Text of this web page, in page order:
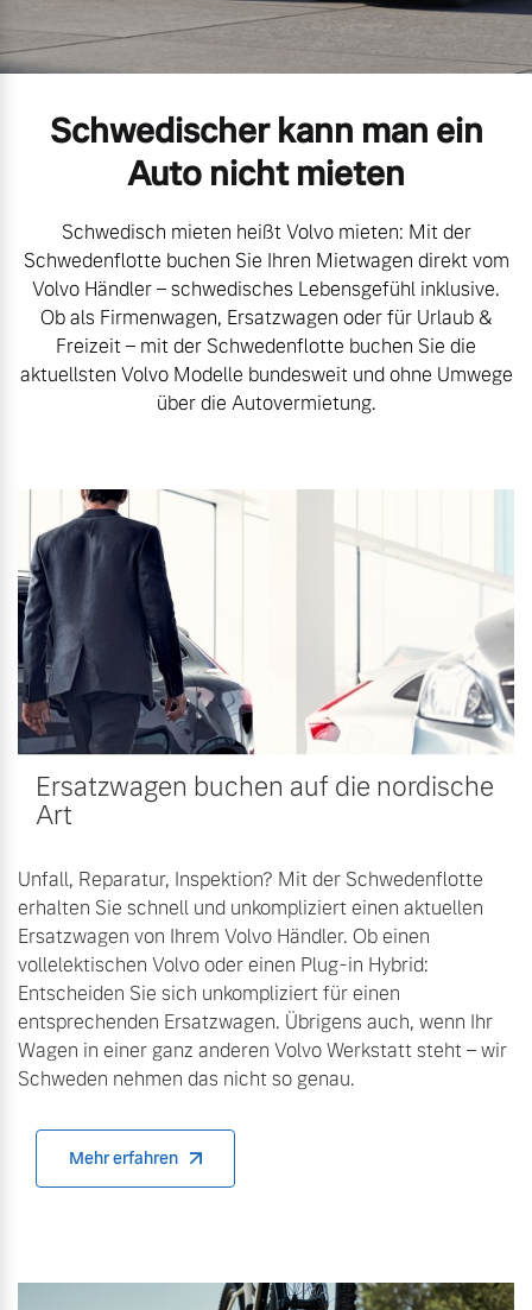
Mild-Hybrid
Geschäftskunden
Editionsmodelle
Konnektivität
Angebot anfragen
Fahrzeug konfigurieren
Sofort verfügbare Fahrzeuge
Volvo Selekt
Mehr erfahren
Editionsmodelle
Jetzt kennenlernen
Volvo Gebrauchtwagenbörse
Volvo kauft Ihr Auto
Aktuelle Zubehörangebote
Zubehörkatalog
Aktuelle Serviceangebote
Sie erhalten bei uns eine
Bitte sprechen Sie uns
direkt an.
Mehr erfahren
Entdecken Sie unsere
saisonalen Angebote.
Mehr erfahren
Finanzierung & Leasing
Versicherung
Kontakt und Anfahrt
Schwedischer kann man ein
Auto nicht mieten
Schwedisch mieten heißt Volvo mieten: Mit der
Schwedenflotte buchen Sie Ihren Mietwagen direkt vom
Volvo Händler – schwedisches Lebensgefühl inklusive.
Ob als Firmenwagen, Ersatzwagen oder für Urlaub &
Freizeit – mit der Schwedenflotte buchen Sie die
aktuellsten Volvo Modelle bundesweit und ohne Umwege
über die Autovermietung.
Ersatzwagen buchen auf die nordische
Art
Unfall, Reparatur, Inspektion? Mit der Schwedenflotte
erhalten Sie schnell und unkompliziert einen aktuellen
Ersatzwagen von Ihrem Volvo Händler. Ob einen
vollelektischen Volvo oder einen Plug-in Hybrid:
Entscheiden Sie sich unkompliziert für einen
entsprechenden Ersatzwagen. Übrigens auch, wenn Ihr
Wagen in einer ganz anderen Volvo Werkstatt steht – wir
Schweden nehmen das nicht so genau.
Mehr erfahren